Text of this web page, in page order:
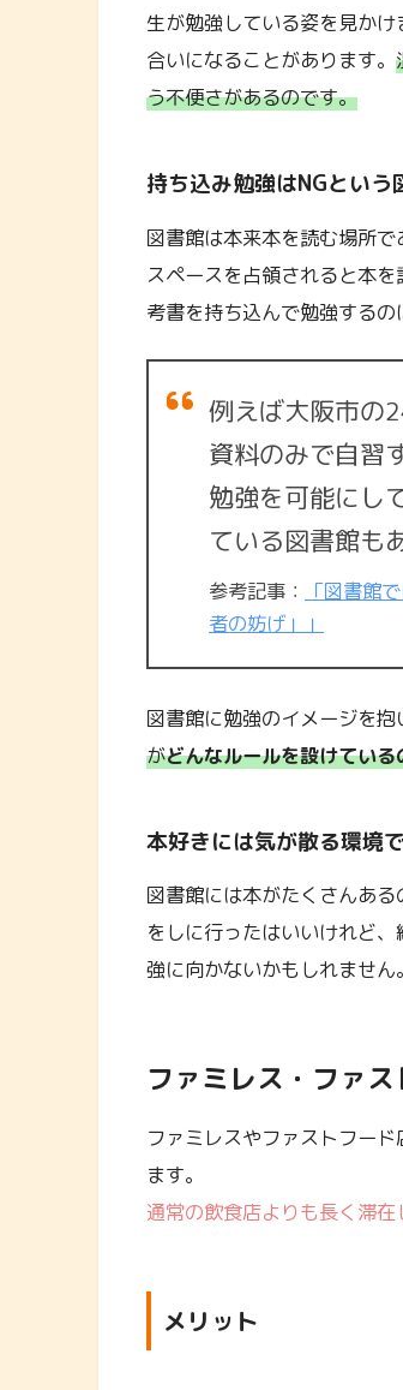
生が勉強している姿を見か
合いになることがあります。
う不便さがあるのです。
持ち込み勉強はNGという
図書館は本来本を読む場所
スペースを占領されると本
考書を持ち込んで勉強する
例えば大阪市の
資料のみで自習
勉強を可能にし
ている図書館も
参考記事：
「図書館
者の妨げ」」
図書館に勉強のイメージを抱
がどんなルールを設けている
本好きには気が散る環境
図書館には本がたくさんあ
をしに行ったはいいけれど
強に向かないかもしれません。
ファミレス・ファ
ファミレスやファストフー
ます。
通常の飲食店よりも長く滞在
メリット